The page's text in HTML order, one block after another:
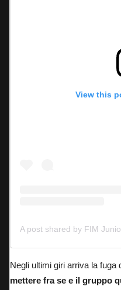
View this
Negli ultimi giri arriva la fuga
mettere fra se e il gruppo